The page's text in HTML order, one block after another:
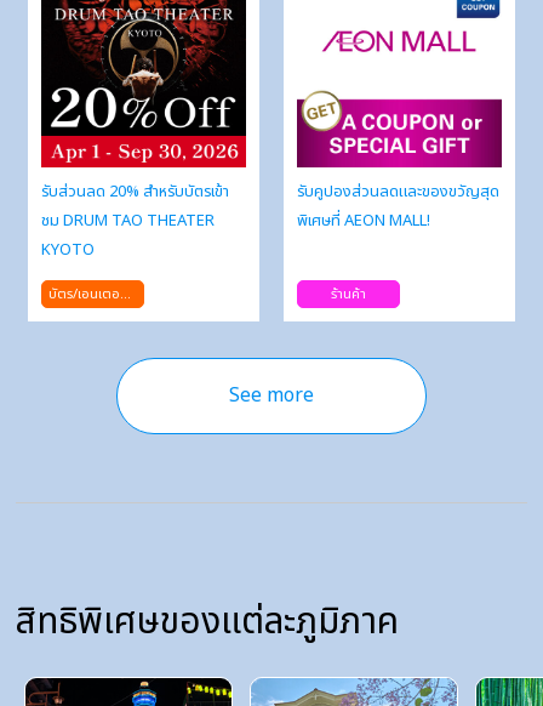
รับส่วนลด 20% สำหรับบัตรเข้า
ชม DRUM TAO THEATER
KYOTO
บัตร/เอนเตอร์เทนเม้นท์
รับคูปองส่วนลดและของขวัญสุด
พิเศษที่ AEON MALL!
ร้านค้า
See more
สิทธิพิเศษของแต่ละภูมิภาค